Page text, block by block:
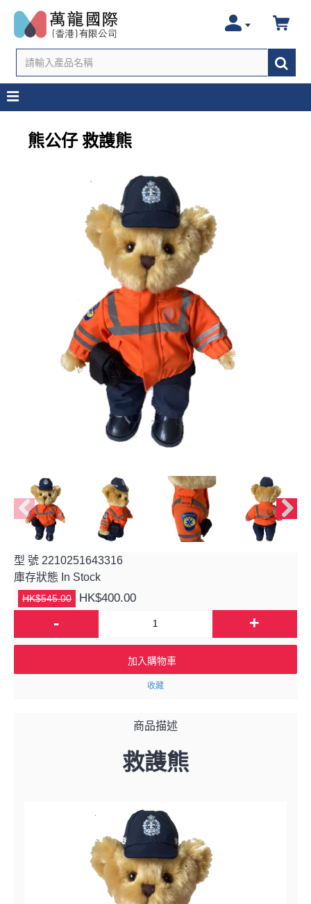
熊公仔 救謢熊
型 號 2210251643316
庫存狀態 In Stock
HK$545.00 HK$400.00
- +
加入購物車
收藏
商品描述
救謢熊